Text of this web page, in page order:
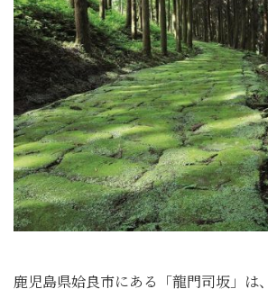
鹿児島県姶良市にある「龍門司坂」は